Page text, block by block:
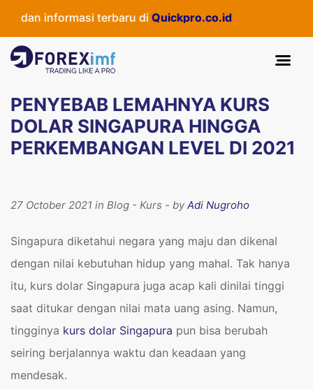
informasi terbaru diQuickpro.co.id
PENYEBAB LEMAHNYA KURS
DOLAR SINGAPURA HINGGA
PERKEMBANGAN LEVEL DI 2021
27 October 2021 in Blog - Kurs - byAdi Nugroho
Singapura diketahui negara yang maju dan dikenal
dengan nilai kebutuhan hidup yang mahal. Tak hanya
itu, kurs dolar Singapura juga acap kali dinilai tinggi
saat ditukar dengan nilai mata uang asing. Namun,
tingginya kurs dolar Singapura pun bisa berubah
seiring berjalannya waktu dan keadaan yang
mendesak.